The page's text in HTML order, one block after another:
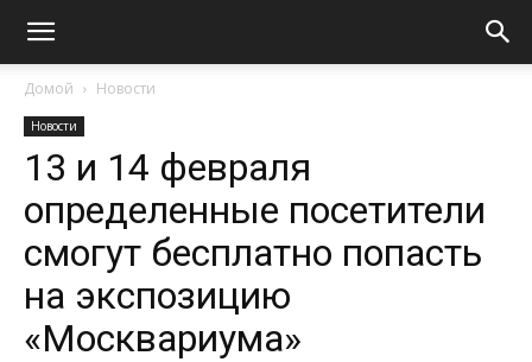
Домой Новости
Новости
13 и 14 февраля
определенные посетители
смогут бесплатно попасть
на экспозицию
«Москвариума»